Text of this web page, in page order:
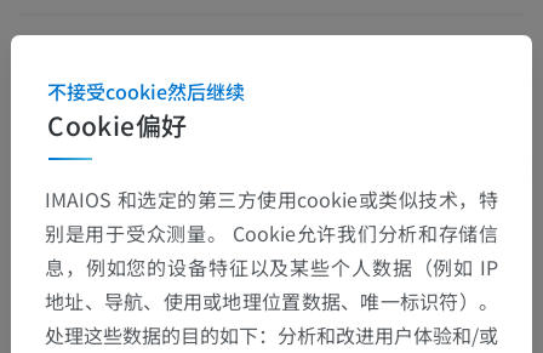
翻译
发现错误？
欢迎提出更正、翻译或内容改进的建议。
Cookie偏好
不接受cookie然后继续
IMAIOS 和选定的第三方使用cookie或类似技术，特
别是用于受众测量。 Cookie允许我们分析和存储信
息，例如您的设备特征以及某些个人数据（例如 IP
地址、导航、使用或地理位置数据、唯一标识符）。
处理这些数据的目的如下：分析和改进用户体验和/或